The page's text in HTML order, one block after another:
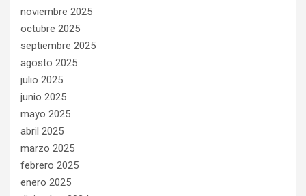
noviembre 2025
octubre 2025
septiembre 2025
agosto 2025
julio 2025
junio 2025
mayo 2025
abril 2025
marzo 2025
febrero 2025
enero 2025